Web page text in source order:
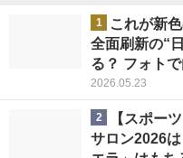
1
これが新
全面刷新の“
る？ フォト
2026.05.23
2
【スポー
サロン2026